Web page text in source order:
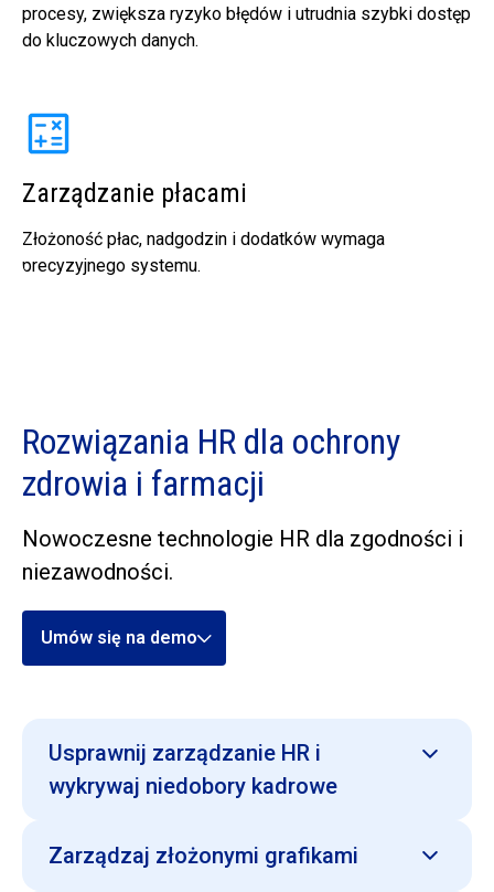
procesy, zwiększa ryzyko błędów i utrudnia szybki dostęp
do kluczowych danych.
Zarządzanie płacami
Złożoność płac, nadgodzin i dodatków wymaga
precyzyjnego systemu.
Rozwiązania HR dla ochrony
zdrowia i farmacji
Nowoczesne technologie HR dla zgodności i
niezawodności.
Umów się na demo
Usprawnij zarządzanie HR i
wykrywaj niedobory kadrowe
pomocą SAP SuccessFactors Employee Central
Zarządzaj złożonymi grafikami